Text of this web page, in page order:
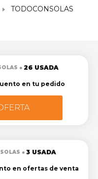
TODOCONSOLAS
26 USADA
en tu pedido
3 USADA
en ofertas de venta